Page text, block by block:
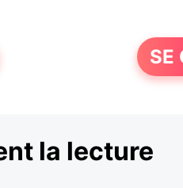
SE
la lecture